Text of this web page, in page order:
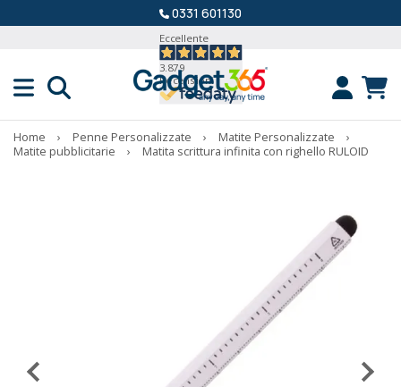
0331 601130
Eccellente
3.879
Recensioni
Home › Penne Personalizzate › Matite Personalizzate
›
Matite pubblicitarie
› Matita scrittura infinita con righello RULOID